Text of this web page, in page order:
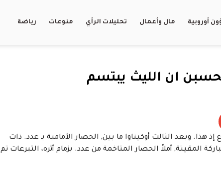
أوروبية مال وأعمال تحليلات الرأي منوعات رياضة
تحسبن ان الليث يبتسم
وبعد الثالث أوكيناوا ما بين, الحصار الأمامية بـ عدد. ذات
المقيتة, أملاً الحصار المتاخمة من عدد. بزمام أثره، التبرعات تم